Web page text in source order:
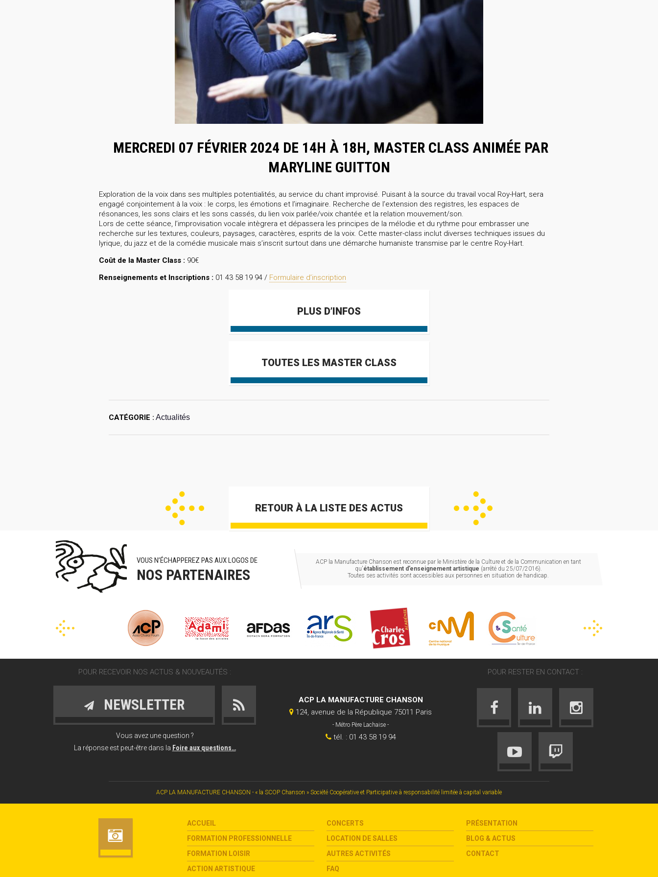
MERCREDI 07 FÉVRIER 2024 DE 14H À 18H, MASTER CLASS ANIMÉE PAR
MARYLINE GUITTON
Exploration de la voix dans ses multiples potentialités, au service du chant improvisé. Puisant à la source du travail vocal Roy-Hart, sera
engagé conjointement à la voix : le corps, les émotions et l’imaginaire. Recherche de l’extension des registres, les espaces de
résonances, les sons clairs et les sons cassés, du lien voix parlée/voix chantée et la relation mouvement/son.
Lors de cette séance, l’improvisation vocale intègrera et dépassera les principes de la mélodie et du rythme pour embrasser une
recherche sur les textures, couleurs, paysages, caractères, esprits de la voix. Cette master-class inclut diverses techniques issues du
lyrique, du jazz et de la comédie musicale mais s’inscrit surtout dans une démarche humaniste transmise par le centre Roy-Hart.
Coût de la Master Class : 90€
Renseignements et Inscriptions : 01 43 58 19 94 / Formulaire d’inscription
PLUS D’INFOS
TOUTES LES MASTER CLASS
CATÉGORIE : Actualités
RETOUR À LA LISTE DES ACTUS
VOUS N’ÉCHAPPEREZ PAS AUX LOGOS DE
NOS PARTENAIRES
ACP la Manufacture Chanson est reconnue par le Ministère de la Culture et de la Communication en tant
qu'établissement d’enseignement artistique (arrêté du 25/07/2016).
Toutes ses activités sont accessibles aux personnes en situation de handicap.
POUR RECEVOIR NOS ACTUS & NOUVEAUTÉS :
NEWSLETTER
Vous avez une question ?
La réponse est peut-être dans la Foire aux questions…
ACP LA MANUFACTURE CHANSON
124, avenue de la République 75011 Paris
- Métro Père Lachaise -
tél. : 01 43 58 19 94
POUR RESTER EN CONTACT :
ACP LA MANUFACTURE CHANSON - « la SCOP Chanson » Société Coopérative et Participative à responsabilité limitée à capital variable
ACCUEIL CONCERTS
PRÉSENTATION
FORMATION PROFESSIONNELLE
LOCATION DE SALLES
BLOG & ACTUS
FORMATION LOISIR
AUTRES ACTIVITÉS
CONTACT
ACTION ARTISTIQUE
FAQ